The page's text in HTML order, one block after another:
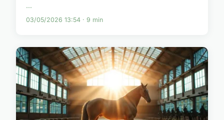
...
03/05/2026 13:54 · 9 min